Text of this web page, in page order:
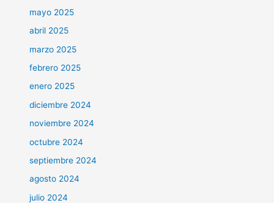
mayo 2025
abril 2025
marzo 2025
febrero 2025
enero 2025
diciembre 2024
noviembre 2024
octubre 2024
septiembre 2024
agosto 2024
julio 2024